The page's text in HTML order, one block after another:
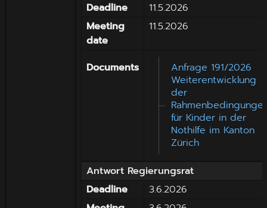
Deadline
11.5.2026
Meeting
date
11.5.2026
Documents
Anfrage 191/2026
Weiterentwicklung
der
für Kinder in der
Nothilfe im Kanton
Zürich
Antwort Regierungsrat
Deadline
3.6.2026